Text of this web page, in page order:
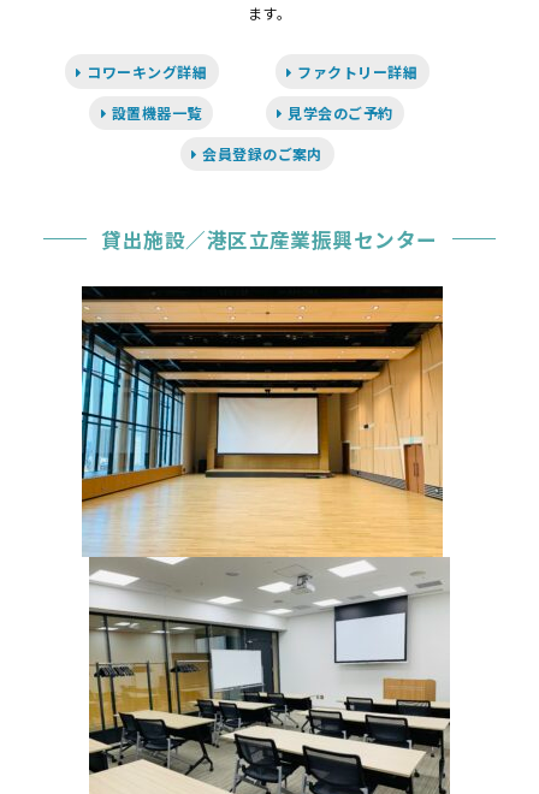
ます。
コワーキング詳細 ファクトリー詳細
設置機器一覧 見学会のご予約
会員登録のご案内
貸出施設／港区立産業振興センター